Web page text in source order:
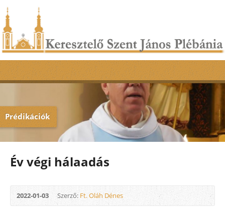
Prédikációk
Év végi hálaadás
2022-01-03 Szerző:Ft. Oláh Dénes